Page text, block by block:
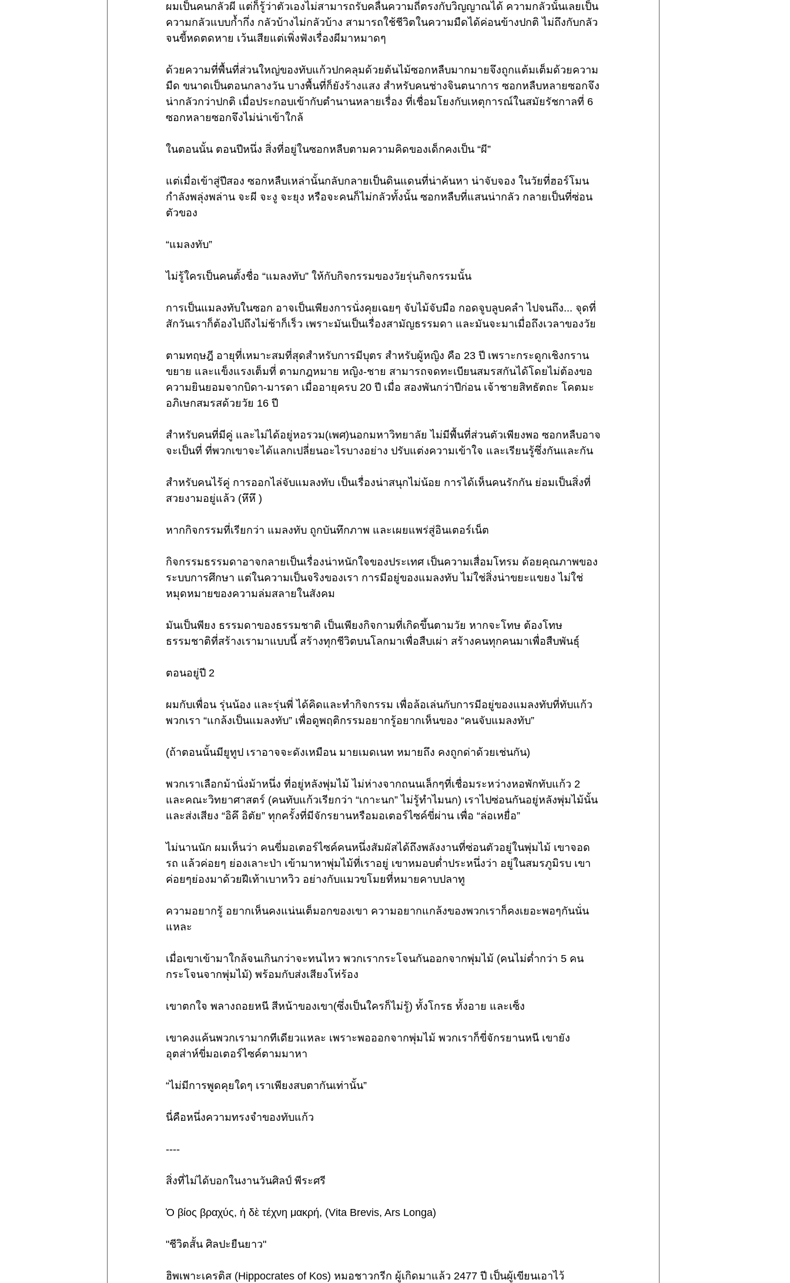
ผมเป็นคนกลัวผี แต่ก็รู้ว่าตัวเองไม่สามารถรับคลื่นความถี่ตรงกับวิญญาณได้ ความกลัวนั้นเลยเป็น
ความกลัวแบบก้ำกึ่ง กลัวบ้างไม่กลัวบ้าง สามารถใช้ชีวิตในความมืดได้ค่อนข้างปกติ ไม่ถึงกับกลัว
จนขี้หดตดหาย เว้นเสียแต่เพิ่งฟังเรื่องผีมาหมาดๆ
ด้วยความที่พื้นที่ส่วนใหญ่ของทับแก้วปกคลุมด้วยต้นไม้ซอกหลืบมากมายจึงถูกแต้มเต็มด้วยความ
มืด ขนาดเป็นตอนกลางวัน บางพื้นที่ก็ยังร้างแสง สำหรับคนช่างจินตนาการ ซอกหลืบหลายซอกจึง
น่ากลัวกว่าปกติ เมื่อประกอบเข้ากับตำนานหลายเรื่อง ที่เชื่อมโยงกับเหตุการณ์ในสมัยรัชกาลที่ 6
ซอกหลายซอกจึงไม่น่าเข้าใกล้
ในตอนนั้น ตอนปีหนึ่ง สิ่งที่อยู่ในซอกหลืบตามความคิดของเด็กคงเป็น “ผี”
แต่เมื่อเข้าสู่ปีสอง ซอกหลืบเหล่านั้นกลับกลายเป็นดินแดนที่น่าค้นหา น่าจับจอง ในวัยที่ฮอร์โมน
กำลังพลุ่งพล่าน จะผี จะงู จะยุง หรือจะคนก็ไม่กลัวทั้งนั้น ซอกหลืบที่แสนน่ากลัว กลายเป็นที่ซ่อน
ตัวของ
“แมลงทับ”
ไม่รู้ใครเป็นคนตั้งชื่อ “แมลงทับ” ให้กับกิจกรรมของวัยรุ่นกิจกรรมนั้น
การเป็นแมลงทับในซอก อาจเป็นเพียงการนั่งคุยเฉยๆ จับไม้จับมือ กอดจูบลูบคลำ ไปจนถึง... จุดที่
สักวันเราก็ต้องไปถึงไม่ช้าก็เร็ว เพราะมันเป็นเรื่องสามัญธรรมดา และมันจะมาเมื่อถึงเวลาของวัย
ตามทฤษฎี อายุที่เหมาะสมที่สุดสำหรับการมีบุตร สำหรับผู้หญิง คือ 23 ปี เพราะกระดูกเชิงกราน
ขยาย และแข็งแรงเต็มที่ ตามกฎหมาย หญิง-ชาย สามารถจดทะเบียนสมรสกันได้โดยไม่ต้องขอ
ความยินยอมจากบิดา-มารดา เมื่ออายุครบ 20 ปี เมื่อ สองพันกว่าปีก่อน เจ้าชายสิทธัตถะ โคตมะ
อภิเษกสมรสด้วยวัย 16 ปี
สำหรับคนที่มีคู่ และไม่ได้อยู่หอรวม(เพศ)นอกมหาวิทยาลัย ไม่มีพื้นที่ส่วนตัวเพียงพอ ซอกหลืบอาจ
จะเป็นที่ ที่พวกเขาจะได้แลกเปลี่ยนอะไรบางอย่าง ปรับแต่งความเข้าใจ และเรียนรู้ซึ่งกันและกัน
สำหรับคนไร้คู่ การออกไล่จับแมลงทับ เป็นเรื่องน่าสนุกไม่น้อย การได้เห็นคนรักกัน ย่อมเป็นสิ่งที่
สวยงามอยู่แล้ว (หึหึ )
หากกิจกรรมที่เรียกว่า แมลงทับ ถูกบันทึกภาพ และเผยแพร่สู่อินเตอร์เน็ต
กิจกรรมธรรมดาอาจกลายเป็นเรื่องน่าหนักใจของประเทศ เป็นความเสื่อมโทรม ด้อยคุณภาพของ
ระบบการศึกษา แต่ในความเป็นจริงของเรา การมีอยู่ของแมลงทับ ไม่ใช่สิ่งน่าขยะแขยง ไม่ใช่
หมุดหมายของความล่มสลายในสังคม
มันเป็นพียง ธรรมดาของธรรมชาติ เป็นเพียงกิจกามที่เกิดขึ้นตามวัย หากจะโทษ ต้องโทษ
ธรรมชาติที่สร้างเรามาแบบนี้ สร้างทุกชีวิตบนโลกมาเพื่อสืบเผ่า สร้างคนทุกคนมาเพื่อสืบพันธุ์
ตอนอยู่ปี 2
ผมกับเพื่อน รุ่นน้อง และรุ่นพี่ ได้คิดและทำกิจกรรม เพื่อล้อเล่นกับการมีอยู่ของแมลงทับที่ทับแก้ว
พวกเรา “แกล้งเป็นแมลงทับ” เพื่อดูพฤติกรรมอยากรู้อยากเห็นของ “คนจับแมลงทับ”
(ถ้าตอนนั้นมียูทูป เราอาจจะดังเหมือน มายเมดเนท หมายถึง คงถูกด่าด้วยเช่นกัน)
พวกเราเลือกม้านั่งม้าหนึ่ง ที่อยู่หลังพุ่มไม้ ไม่ห่างจากถนนเล็กๆที่เชื่อมระหว่างหอพักทับแก้ว 2
และคณะวิทยาศาสตร์ (คนทับแก้วเรียกว่า “เกาะนก” ไม่รู้ทำไมนก) เราไปซ่อนกันอยู่หลังพุ่มไม้นั้น
และส่งเสียง “อิคึ อิตัย” ทุกครั้งที่มีจักรยานหรือมอเตอร์ไซค์ขี่ผ่าน เพื่อ “ล่อเหยื่อ”
ไม่นานนัก ผมเห็นว่า คนขี่มอเตอร์ไซค์คนหนึ่งสัมผัสได้ถึงพลังงานที่ซ่อนตัวอยู่ในพุ่มไม้ เขาจอด
รถ แล้วค่อยๆ ย่องเลาะป่า เข้ามาหาพุ่มไม้ที่เราอยู่ เขาหมอบต่ำประหนึ่งว่า อยู่ในสมรภูมิรบ เขา
ค่อยๆย่องมาด้วยฝีเท้าเบาหวิว อย่างกับแมวขโมยที่หมายคาบปลาทู
ความอยากรู้ อยากเห็นคงแน่นเต็มอกของเขา ความอยากแกล้งของพวกเราก็คงเยอะพอๆกันนั่น
แหละ
เมื่อเขาเข้ามาใกล้จนเกินกว่าจะทนไหว พวกเรากระโจนกันออกจากพุ่มไม้ (คนไม่ต่ำกว่า 5 คน
กระโจนจากพุ่มไม้) พร้อมกับส่งเสียงโห่ร้อง
เขาตกใจ พลางถอยหนี สีหน้าของเขา(ซึ่งเป็นใครก็ไม่รู้) ทั้งโกรธ ทั้งอาย และเซ็ง
เขาคงแค้นพวกเรามากทีเดียวแหละ เพราะพอออกจากพุ่มไม้ พวกเราก็ขี่จักรยานหนี เขายัง
อุตส่าห์ขี่มอเตอร์ไซค์ตามมาหา
“ไม่มีการพูดคุยใดๆ เราเพียงสบตากันเท่านั้น”
นี่คือหนึ่งความทรงจำของทับแก้ว
----
สิ่งที่ไม่ได้บอกในงานวันศิลป์ พีระศรี
Ὁ βίος βραχύς, ἡ δὲ τέχνη μακρή, (Vita Brevis, Ars Longa)
"ชีวิตสั้น ศิลปะยืนยาว"
ฮิพเพาะเครติส (Hippocrates of Kos) หมอชาวกรีก ผู้เกิดมาแล้ว 2477 ปี เป็นผู้เขียนเอาไว้